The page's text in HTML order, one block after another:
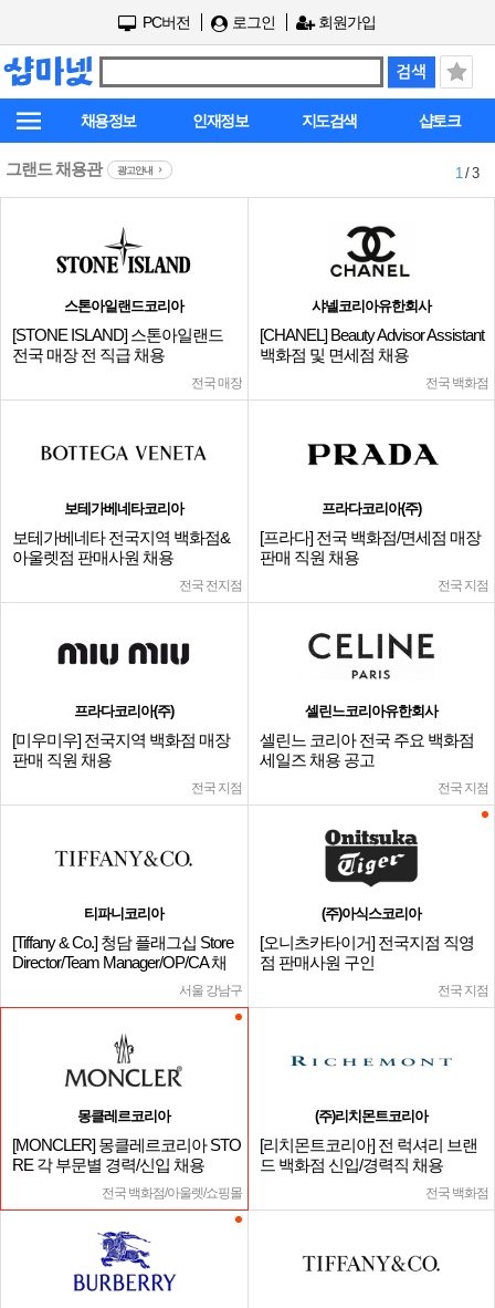
PC버전 로그인 회원가입
채용정보 인재정보 지도검색 샵토크
그랜드 채용관 광고안내 1/ 3
스톤아일랜드코리아
[STONE ISLAND] 스톤아일랜드
전국 매장 전 직급 채용
전국 매장
샤넬코리아유한회사
[CHANEL] Beauty Advisor Assistant
백화점 및 면세점 채용
전국 백화점
보테가베네타코리아
보테가베네타 전국지역 백화점&
아울렛점 판매사원 채용
전국 전지점
프라다코리아(주)
[프라다] 전국 백화점/면세점 매장
판매 직원 채용
전국 지점
프라다코리아(주)
[미우미우] 전국지역 백화점 매장
판매 직원 채용
전국 지점
셀린느코리아유한회사
셀린느 코리아 전국 주요 백화점
세일즈 채용 공고
전국 지점
티파니코리아
[Tiffany & Co.] 청담 플래그십 Store
Director/Team Manager/OP/CA 채
서울 강남구
(주)아식스코리아
[오니츠카타이거] 전국지점 직영
점 판매사원 구인
전국 지점
몽클레르코리아
[MONCLER] 몽클레르코리아 STO
RE 각 부문별 경력/신입 채용
전국 백화점/아울렛/쇼핑몰
(주)리치몬트코리아
[리치몬트코리아] 전 럭셔리 브랜
드 백화점 신입/경력직 채용
전국 백화점